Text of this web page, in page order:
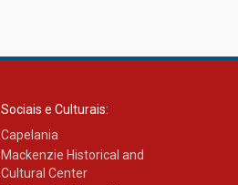
Sociais e Culturais:
Capelania
Mackenzie Historical and
Cultural Center